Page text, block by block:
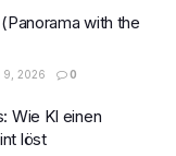
with the
9, 2026 0
Wie KI einen
löst